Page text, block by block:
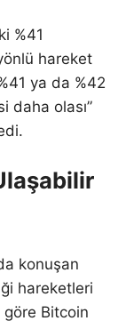
%41
hareket
ya da %42
daha olası”
konuşan
hareketleri
Bitcoin